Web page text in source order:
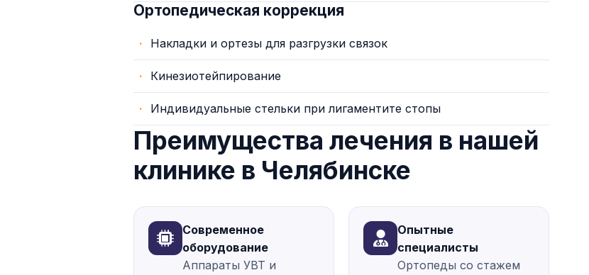
Ортопедическая коррекция
Накладки и ортезы для разгрузки связок
Кинезиотейпирование
Индивидуальные стельки при лигаментите стопы
Преимущества лечения в нашей
клинике в Челябинске
Современное
оборудование
Аппараты УВТ и
Опытные
специалисты
Ортопеды со стажем